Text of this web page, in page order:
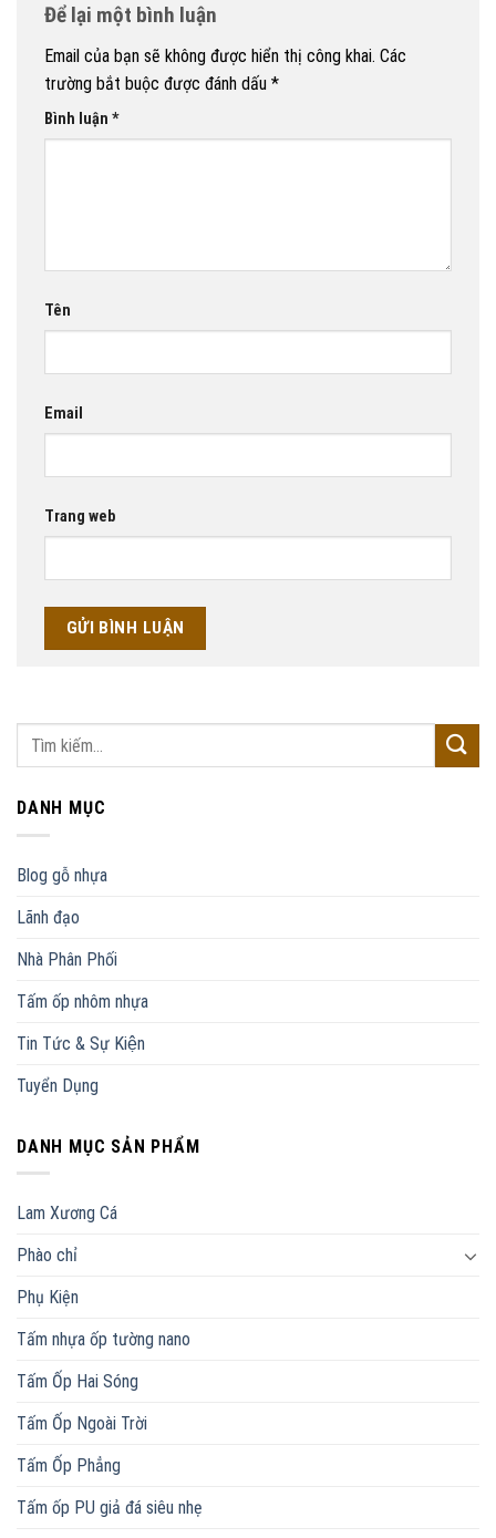
Để lại một bình luận
Email của bạn sẽ không được hiển thị công khai. Các
trường bắt buộc được đánh dấu *
Bình luận *
Tên
Email
Trang web
DANH MỤC
Blog gỗ nhựa
Lãnh đạo
Nhà Phân Phối
Tấm ốp nhôm nhựa
Tin Tức & Sự Kiện
Tuyển Dụng
DANH MỤC SẢN PHẨM
Lam Xương Cá
Phào chỉ
Phụ Kiện
Tấm nhựa ốp tường nano
Tấm Ốp Hai Sóng
Tấm Ốp Ngoài Trời
Tấm Ốp Phẳng
Tấm ốp PU giả đá siêu nhẹ